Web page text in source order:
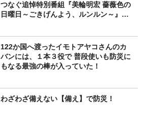
つなぐ追悼特別番組『美輪明宏 薔薇色の
日曜日～ごきげんよう、ルンルン～』
122か国へ渡ったイモトアヤコさんのカ
バンには、１本３役で 普段使いも防災に
もなる最強の棒が入っていた！
わざわざ備えない【備え】で防災！